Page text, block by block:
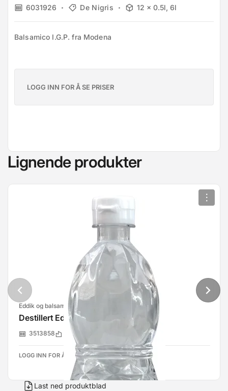
6031926 De Nigris 12 x 0.5l, 6l
Balsamico I.G.P. fra Modena
LOGG INN FOR Å SE PRISER
Lignende produkter
Eddik og balsamico
Destillert Eddik Dek Som Boon 700ml
3513858 Foodbroker As
LOGG INN FOR Å SE PRISER
Last ned produktblad